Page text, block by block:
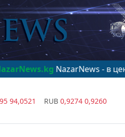
NazarNews - в центре
94,0521 RUB 0,9274 0,9260